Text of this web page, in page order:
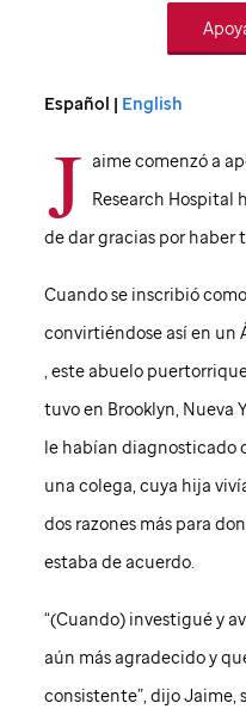
Español | English
J aime comenzó a
Research Hospital
de dar gracias por haber
Cuando se inscribió
convirtiéndose así en un
, este abuelo
tuvo en Brooklyn, Nueva
le habían diagnosticado
una colega, cuya hija
dos razones más para
estaba de acuerdo.
“(Cuando) investigué y
aún más agradecido y
consistente”, dijo